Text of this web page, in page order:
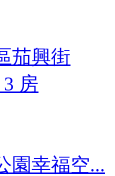
茄興街
3 房
園幸福空...